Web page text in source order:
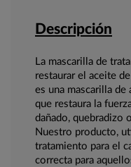
Descripción
La mascarilla de
restaurar el aceite
es una mascarilla
que restaura la
dañado, quebradizo
Nuestro producto,
tratamiento para el
correcta para